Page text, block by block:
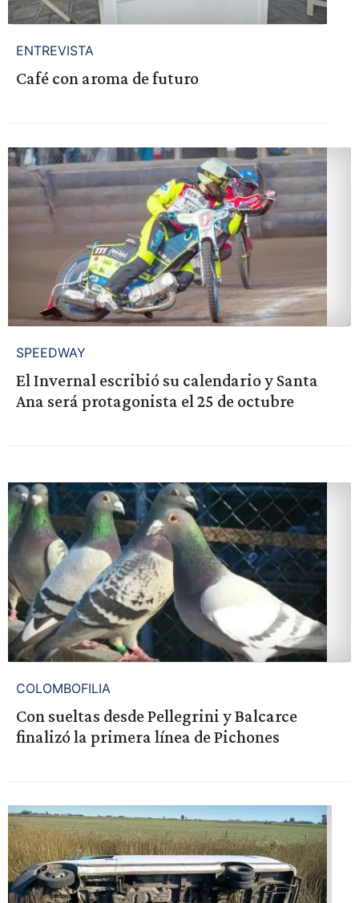
ENTREVISTA
Café con aroma de futuro
SPEEDWAY
El Invernal escribió su calendario y Santa
Ana será protagonista el 25 de octubre
COLOMBOFILIA
Con sueltas desde Pellegrini y Balcarce
finalizó la primera línea de Pichones